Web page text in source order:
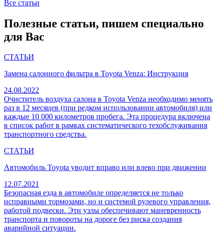
Все статьи
Полезные статьи, пишем специально
для Вас
СТАТЬИ
Замена салонного фильтра в Toyota Venza: Инструкция
24.08.2022
Очиститель воздуха салона в Toyota Venza необходимо менять
раз в 12 месяцев (при редком использовании автомобиля) или
каждые 10 000 километров пробега. Эта процедура включена
в список работ в рамках систематического техобслуживания
транспортного средства.
СТАТЬИ
Автомобиль Toyota уводит вправо или влево при движении
12.07.2021
Безопасная езда в автомобиле определяется не только
исправными тормозами, но и системой рулевого управления,
работой подвески. Эти узлы обеспечивают маневренность
транспорта и повороты на дороге без риска создания
аварийной ситуации.